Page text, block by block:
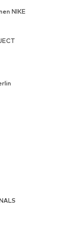
NIKE